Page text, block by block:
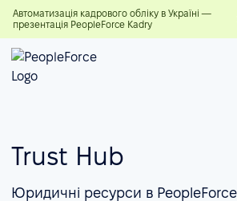
Автоматизація кадрового обліку в Україні —
презентація PeopleForce Kadry
Trust Hub
Юридичні ресурси в PeopleForce